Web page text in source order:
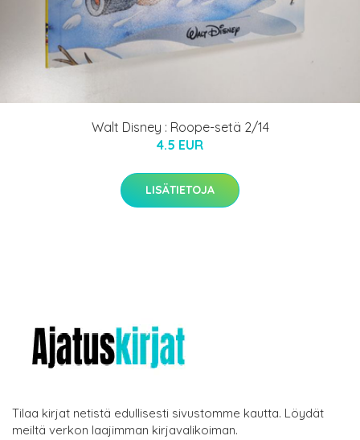
Walt Disney : Roope-setä 2/14
4.5 EUR
LISÄTIETOJA
Tilaa kirjat netistä edullisesti sivustomme kautta. Löydät
meiltä verkon laajimman kirjavalikoiman.